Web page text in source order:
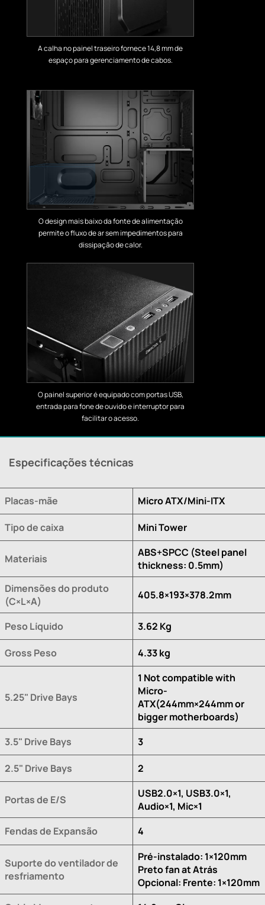
A calha no painel traseiro fornece 14,8 mm de
espaço para gerenciamento de cabos.
O design mais baixo da fonte de alimentação
permite o fluxo de ar sem impedimentos para
dissipação de calor.
O painel superior é equipado com portas USB,
entrada para fone de ouvido e interruptor para
facilitar o acesso.
Especificações técnicas
Placas-mãe Micro ATX/Mini-ITX
Tipo de caixa Mini Tower
Materiais
ABS+SPCC (Steel panel
thickness: 0.5mm)
Dimensões do produto
(C×L×A)
405.8×193×378.2mm
Peso Líquido 3.62 Kg
Gross Peso 4.33 kg
5.25" Drive Bays
1 Not compatible with
Micro-
ATX(244mm×244mm or
bigger motherboards)
3.5" Drive Bays
3
2.5" Drive Bays 2
Portas de E/S
USB2.0×1, USB3.0×1,
Audio×1, Mic×1
Fendas de Expansão
4
Suporte do ventilador de
resfriamento
Pré-instalado: 1×120mm
Preto fan at Atrás
Opcional: Frente: 1×120mm